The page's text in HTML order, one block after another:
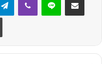
Yazdır